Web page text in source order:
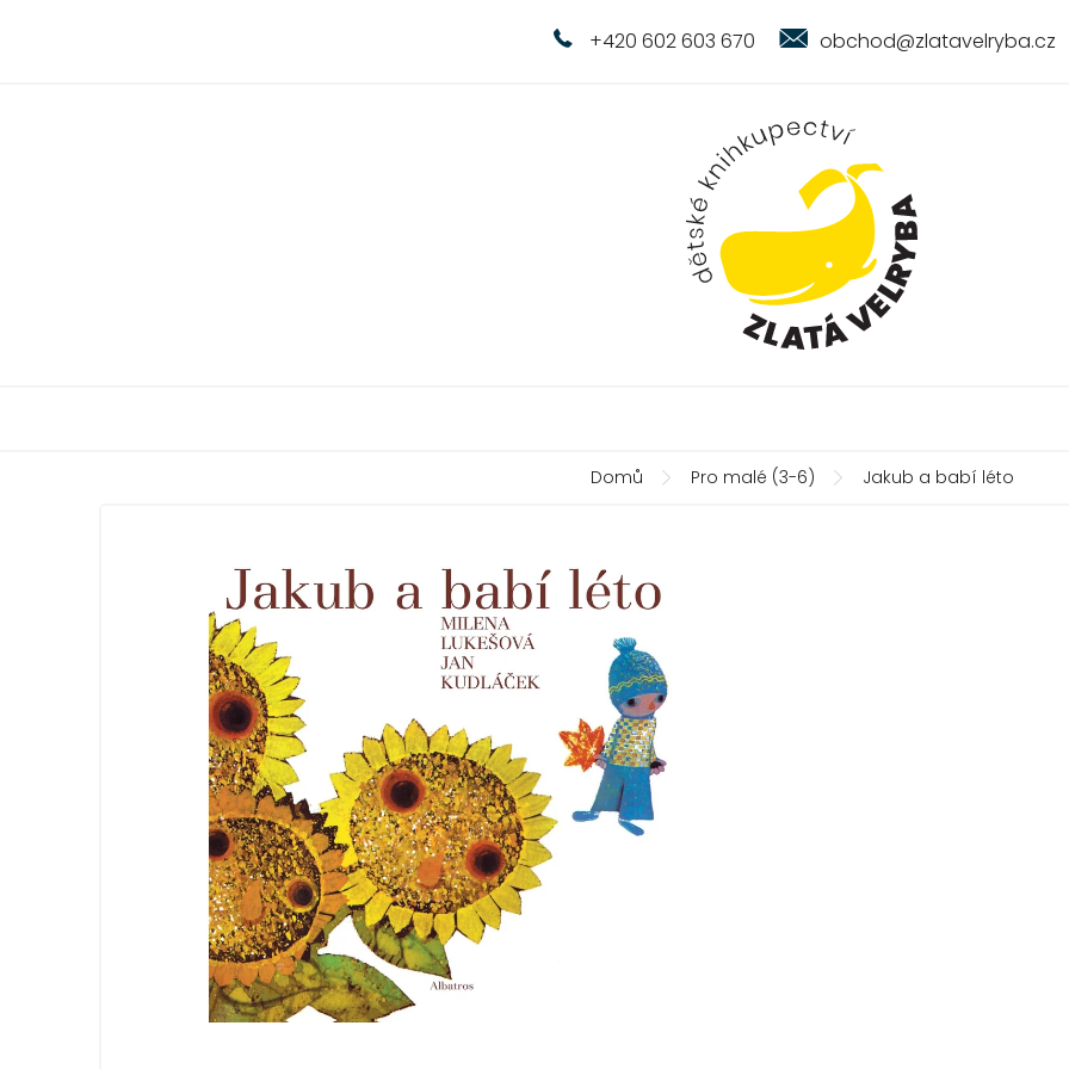
+420 602 603 670 obchod@zlatavelryba.cz
Domů Pro malé (3-6) Jakub a babí léto